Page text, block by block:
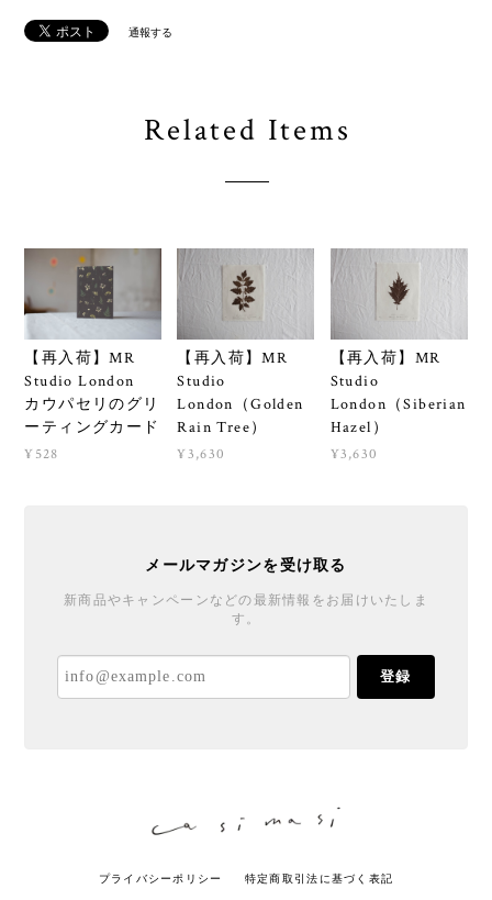
通報する
Related Items
【再入荷】MR
Studio London
カウパセリのグリ
ーティングカード
¥528
【再入荷】MR
Studio
London（Golden
Rain Tree）
¥3,630
【再入荷】MR
Studio
London（Siberian
Hazel）
¥3,630
メールマガジンを受け取る
新商品やキャンペーンなどの最新情報をお届けいたしま
す。
登録
プライバシーポリシー 特定商取引法に基づく表記